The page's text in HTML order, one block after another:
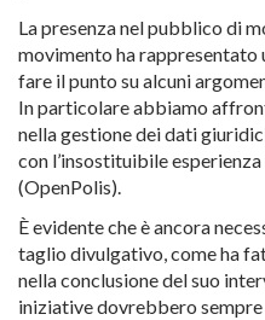
La presenza nel pubblico di
movimento ha rappresentato
fare il punto su alcuni
In particolare abbiamo
nella gestione dei dati
con l’insostituibile
(OpenPolis).
È evidente che è ancora
taglio divulgativo, come ha
nella conclusione del suo
iniziative dovrebbero